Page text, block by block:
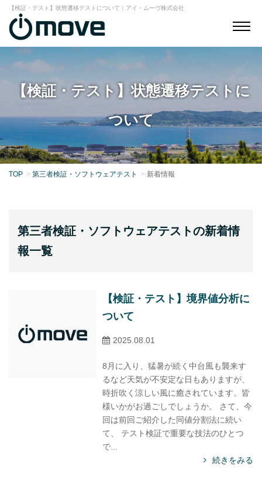
【検証・テスト】状態遷移テストについて｜アイ・ムーヴ株式会社
【検証・テスト】状態遷移テストに
ついて
TOP 第三者検証・ソフトウェアテスト 新着情報
第三者検証・ソフトウェアテストの新着情
報一覧
【検証・テスト】境界値分析に
ついて
2025.08.01
8月に入り、猛暑が続く中台風も襲来す
るなど天気が不安定な日もありますが、
時折吹く涼しい風に癒されています。皆
様いかがお過ごしでしょうか。 さて、今
回は前回ご紹介した同値分割法に続い
て、 テスト検証で重要な技法のひとつ
で...
続きをみる